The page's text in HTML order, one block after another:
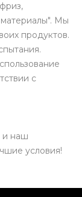
Мы
продуктов.
с
и наш
условия!